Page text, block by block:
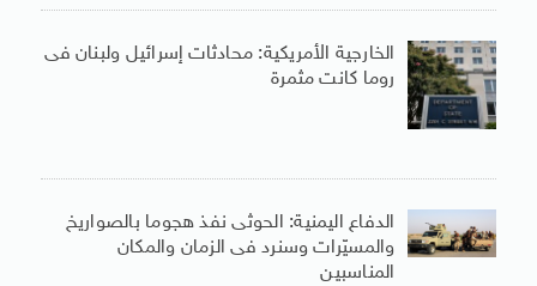
الخارجية الأمريكية: محادثات إسرائيل ولبنان فى
روما كانت مثمرة
الدفاع اليمنية: الحوثى نفذ هجوما بالصواريخ
والمسيّرات وسنرد فى الزمان والمكان
المناسبين